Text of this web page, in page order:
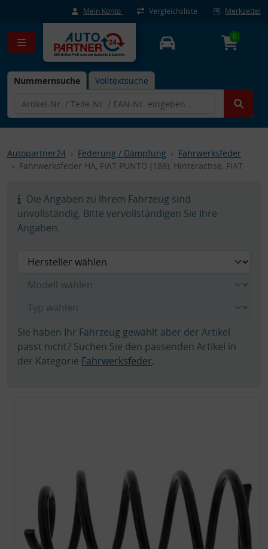
Mein Konto Vergleichsliste Merkzettel
Nummernsuche Volltextsuche
0
Autopartner24 Federung / Dämpfung
Fahrwerksfeder
Fahrwerksfeder HA, FIAT PUNTO (188), Hinterachse, FIAT
Die Angaben zu Ihrem Fahrzeug sind
unvollständig. Bitte vervollständigen Sie Ihre
Angaben.
Sie haben Ihr Fahrzeug gewählt aber der Artikel
passt nicht? Suchen Sie den passenden Artikel in
der Kategorie Fahrwerksfeder.